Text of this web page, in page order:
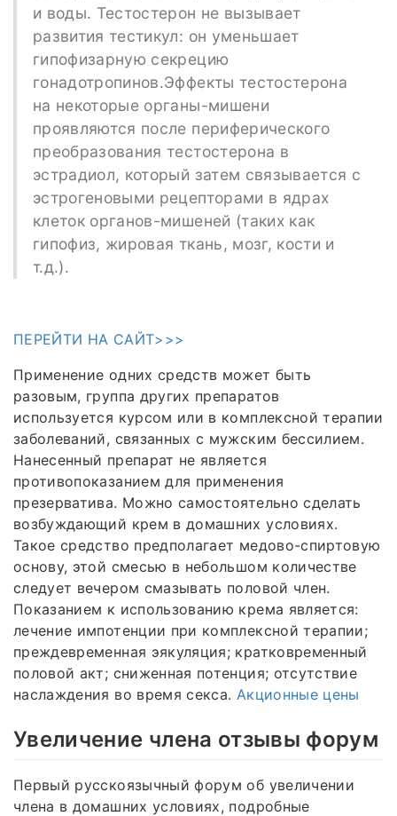
и воды. Тестостерон не вызывает
развития тестикул: он уменьшает
гипофизарную секрецию
гонадотропинов.Эффекты тестостерона
на некоторые органы-мишени
проявляются после периферического
преобразования тестостерона в
эстрадиол, который затем связывается с
эстрогеновыми рецепторами в ядрах
клеток органов-мишеней (таких как
гипофиз, жировая ткань, мозг, кости и
т.д.).
ПЕРЕЙТИ НА САЙТ>>>
Применение одних средств может быть
разовым, группа других препаратов
используется курсом или в комплексной терапии
заболеваний, связанных с мужским бессилием.
Нанесенный препарат не является
противопоказанием для применения
презерватива. Можно самостоятельно сделать
возбуждающий крем в домашних условиях.
Такое средство предполагает медово-спиртовую
основу, этой смесью в небольшом количестве
следует вечером смазывать половой член.
Показанием к использованию крема является:
лечение импотенции при комплексной терапии;
преждевременная эякуляция; кратковременный
половой акт; сниженная потенция; отсутствие
наслаждения во время секса. Акционные цены
Увеличение члена отзывы форум
Первый русскоязычный форум об увеличении
члена в домашних условиях, подробные